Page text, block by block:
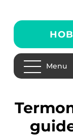
Menu
Termometer bakning: En